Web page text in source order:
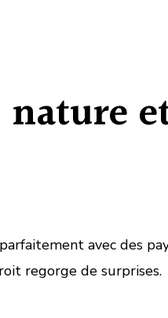
nature
avec des
regorge de surprises.